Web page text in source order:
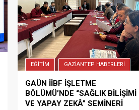
EĞİTİM GAZİANTEP HABERLERİ
GAÜN İİBF İŞLETME
BÖLÜMÜ’NDE “SAĞLIK BİLİŞİMİ
VE YAPAY ZEKÂ” SEMİNERİ